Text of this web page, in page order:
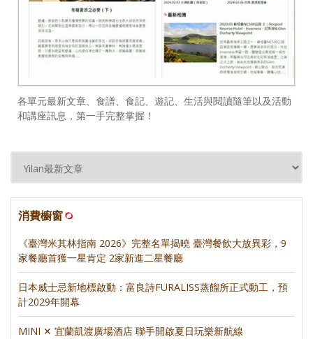
各單元最新文章、食譜、食記、遊記、生活與閱讀隨筆以及活動
和講座訊息，第一手完整掌握！
消費櫥窗
《臺灣米其林指南 2026》完整名單揭曉 臺灣餐飲大放異彩，9
家餐廳首獲一星肯定 2家新進二星餐廳
日本威士忌新地標啟動：富良詩FURALISS蒸餾所正式動工，預
計2029年開幕
MINI ✕ 宜蘭凱渡廣場酒店 聯手開啟夏日玩樂新航線